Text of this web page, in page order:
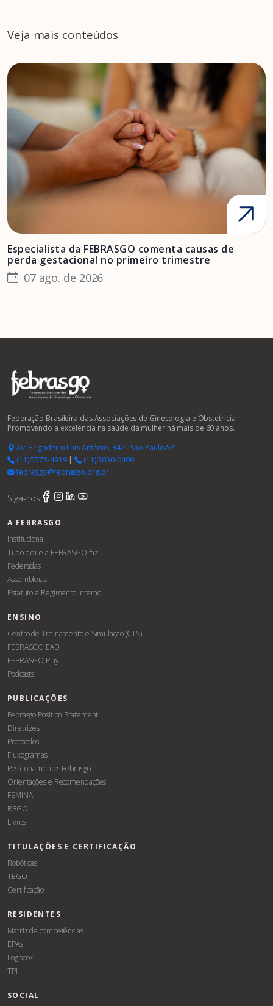
Veja mais conteúdos
Especialista da FEBRASGO comenta causas de
perda gestacional no primeiro trimestre
07 ago. de 2026
Federação Brasileira das Associações de Ginecologia e Obstetrícia –
Promovendo a excelência na saúde da mulher há mais de 60 anos.
Av. Brigadeiro Luís Antônio, 3421 São Paulo/SP
(11) 5573-4919|
(11) 3050-0400
febrasgo@febrasgo.org.br
Siga-nos
A FEBRASGO
Institucional
Tudo o que a FEBRASGO faz
Federadas
Assembleias
Estatuto e Regimento Interno
ENSINO
Centro de Treinamento e Simulação (CTS)
FEBRASGO EAD
FEBRASGO Play
Podcasts
PUBLICAÇÕES
Febrasgo Position Statement
Diretrizes
Protocolos
Fluxogramas
Posicionamentos Febrasgo
Orientações e Recomendações
FEMINA
RBGO
Livros
TITULAÇÕES E CERTIFICAÇÃO
Robóticas
TEGO
Certificação
RESIDENTES
Matriz de competências
EPAs
Logbook
TPI
SOCIAL